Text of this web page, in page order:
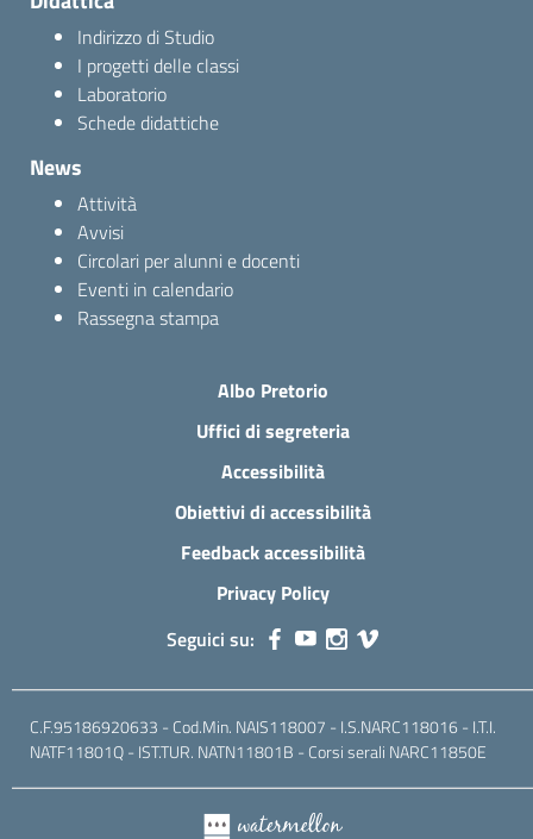
Indirizzo di Studio
I progetti delle classi
Laboratorio
Schede didattiche
News
Attività
Avvisi
Circolari per alunni e docenti
Eventi in calendario
Rassegna stampa
Albo Pretorio
Uffici di segreteria
Accessibilità
Obiettivi di accessibilità
Feedback accessibilità
Privacy Policy
Seguici su:
C.F.95186920633 - Cod.Min. NAIS118007 - I.S.NARC118016 - I.T.I.
NATF11801Q - IST.TUR. NATN11801B - Corsi serali NARC11850E